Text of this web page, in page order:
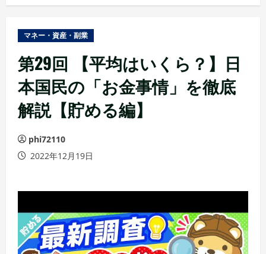
ニ
ーマネー・資産・副業
第29回 【平均はいくら？】日
本国民の「お金事情」を徹底
解説【貯める編】
phi72110
2022年12月19日